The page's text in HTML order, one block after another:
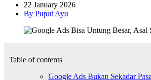
22 January 2026
By Puput Ayu
Table of contents
Google Ads Bukan Sekadar